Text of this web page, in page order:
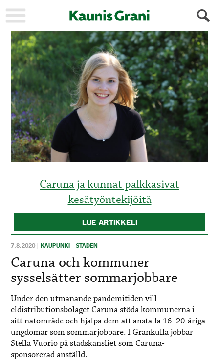
KAUPUNKI
STADEN
AJANKOHTAISTA
AKTUELLT
URHEILU
IDROTT
KULTTUURI
KULTUR
HISTORIA
HISTORIA
YLEINEN
ALLMÄN
MAINOSTAJILLE
FÖR
ANNONSÖRER
Caruna ja kunnat palkkasivat
kesätyöntekijöitä
LUE ARTIKKELI
7.8.2020 |KAUPUNKI - STADEN
Caruna och kommuner
sysselsätter sommarjobbare
Under den utmanande pandemitiden vill
eldistributionsbolaget Caruna stöda kommunerna i
sitt nätområde och hjälpa dem att anställa 16–20-åriga
ungdomar som sommarjobbare. I Grankulla jobbar
Stella Vuorio på stadskansliet som Caruna-
sponsorerad anställd.